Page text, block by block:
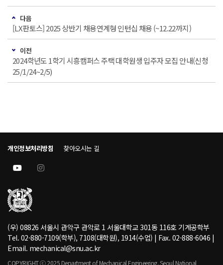
다음
[LX판토스] 2025 상반기 채용연계형 인턴십 채용 (~12.22까지)
이전
2024학년도 1학기 시흥캠퍼스 주택 대학원생 입주자 모집 안내(신청
25/1/24~2/5)
개인정보처리방침 찾아오시는 길
(우) 08826 서울시 관악구 관악로 1 서울대학교 301동 116호 기계공학부
Tel. 02-880-7109(학부), 7108(대학원), 1914(수업) | Fax. 02-888-6046 |
Email. mechanical@snu.ac.kr
COPYRIGHT ⓒ 2025 Department of Mechanical Engineering, Seoul National